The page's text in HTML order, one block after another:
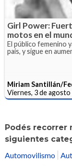
Girl Power:
motos en el
El público femenino
país, y sigue en
Miriam Santillán/
Viernes, 3 de agosto
Podés recorrer
siguientes
Automovilismo